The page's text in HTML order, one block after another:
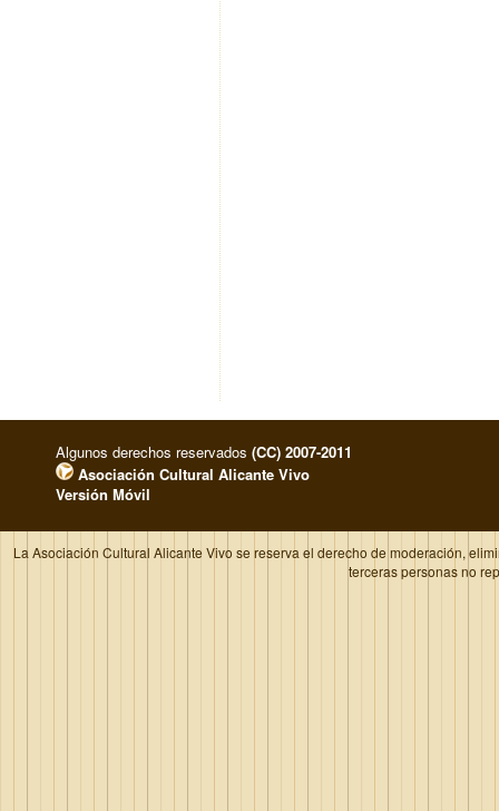
Algunos derechos reservados (CC) 2007-2011
Asociación Cultural Alicante Vivo
Versión Móvil
La Asociación Cultural Alicante Vivo se reserva el derecho de moderación,
terceras personas no